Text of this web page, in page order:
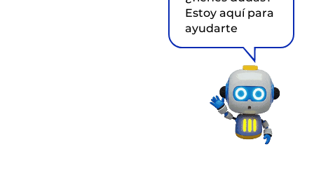
Estoy aquí para
ayudarte